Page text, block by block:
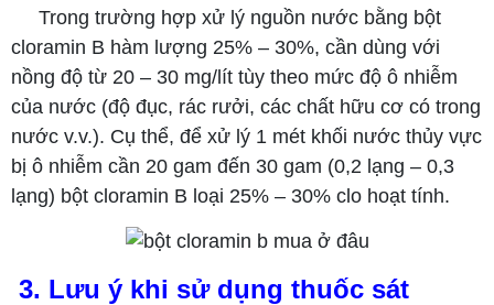
Trong trường hợp xử lý nguồn nước bằng bột
cloramin B hàm lượng 25% – 30%, cần dùng với
nồng độ từ 20 – 30 mg/lít tùy theo mức độ ô nhiễm
của nước (độ đục, rác rưởi, các chất hữu cơ có trong
nước v.v.). Cụ thể, để xử lý 1 mét khối nước thủy vực
bị ô nhiễm cần 20 gam đến 30 gam (0,2 lạng – 0,3
lạng) bột cloramin B loại 25% – 30% clo hoạt tính.
3. Lưu ý khi sử dụng thuốc sát